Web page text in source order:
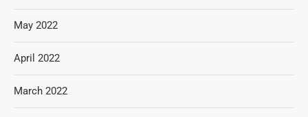
May 2022
April 2022
March 2022